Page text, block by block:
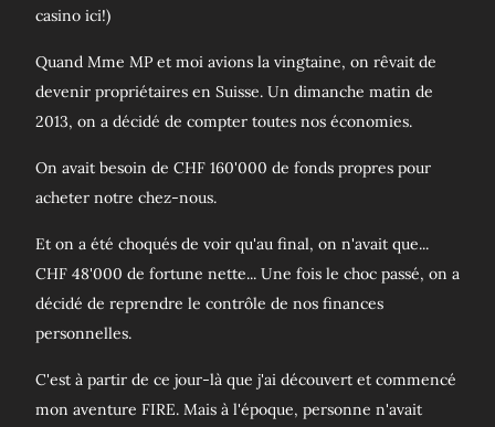
casino ici!)
Quand Mme MP et moi avions la vingtaine, on rêvait de
devenir propriétaires en Suisse. Un dimanche matin de
2013, on a décidé de compter toutes nos économies.
On avait besoin de CHF 160'000 de fonds propres pour
acheter notre chez-nous.
Et on a été choqués de voir qu'au final, on n'avait que...
CHF 48'000 de fortune nette... Une fois le choc passé, on a
décidé de reprendre le contrôle de nos finances
personnelles.
C'est à partir de ce jour-là que j'ai découvert et commencé
mon aventure FIRE. Mais à l'époque, personne n'avait